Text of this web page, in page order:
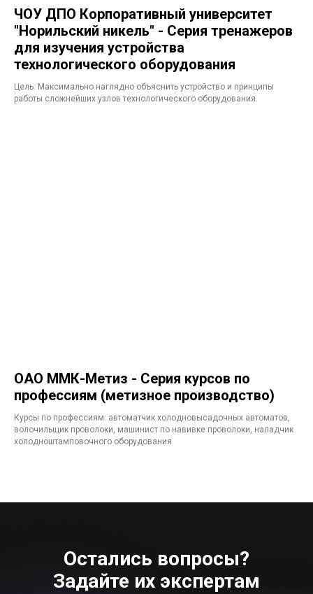
ЧОУ ДПО Корпоративный университет
"Норильский никель" - Серия тренажеров
для изучения устройства
технологического оборудования
Цель: Максимально наглядно объяснить устройство и принципы
работы сложнейших узлов технологического оборудования.
ОАО ММК-Метиз - Серия курсов по
профессиям (метизное производство)
Курсы по профессиям: автоматчик холодновысадочных автоматов,
волочильщик проволоки, машинист по навивке проволоки, наладчик
холодноштамповочного оборудования
Остались вопросы?
Задайте их экспертам